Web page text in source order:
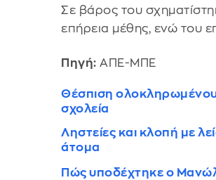
Σε βάρος του
επήρεια μέθης, ενώ του
Πηγή: ΑΠΕ-ΜΠΕ
Θέσπιση
σχολεία
Ληστείες και κλοπή με
άτομα
Πώς υποδέχτηκε ο